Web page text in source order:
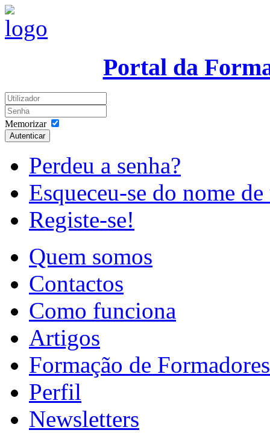
Portal da
Memorizar
Autenticar
Perdeu a senha?
Esqueceu-se do nome
Registe-se!
Quem somos
Contactos
Como funciona
Artigos
Formação de Formadores
Perfil
Newsletters